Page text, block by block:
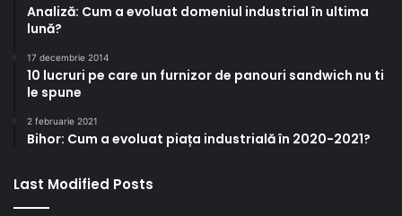
Analiză: Cum a evoluat domeniul industrial în ultima
lună?
17 decembrie 2014
10 lucruri pe care un furnizor de panouri sandwich nu ti
le spune
2 februarie 2021
Bihor: Cum a evoluat piața industrială în 2020-2021?
Last Modified Posts